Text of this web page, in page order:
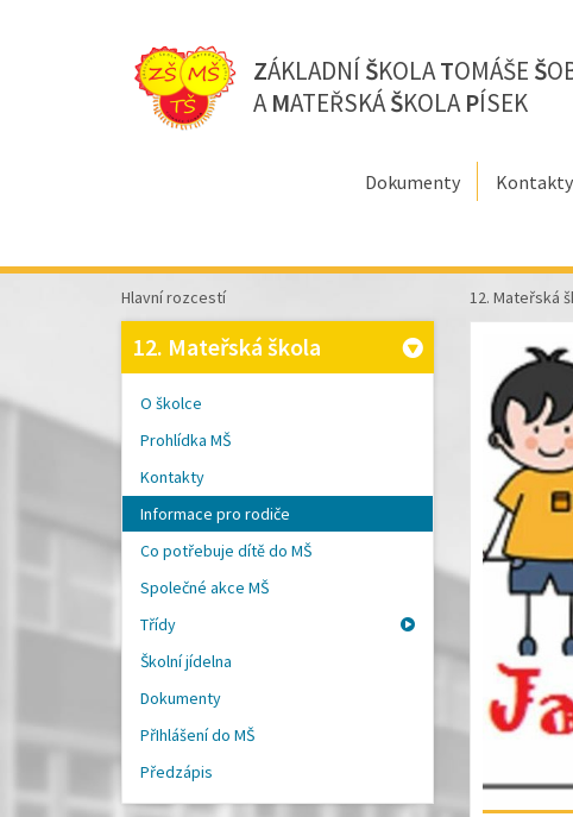
ZÁKLADNÍ ŠKOLATOMÁŠE Š
AMATEŘSKÁŠKOLAPÍSEK
Dokumenty Kontakty
Hlavní rozcestí
12. Mateřská škola
O školce
Prohlídka MŠ
Kontakty
Informace pro rodiče
Co potřebuje dítě do MŠ
Společné akce MŠ
Třídy
Školní jídelna
Dokumenty
PřIhlášení do MŠ
Předzápis
12. Mateřská